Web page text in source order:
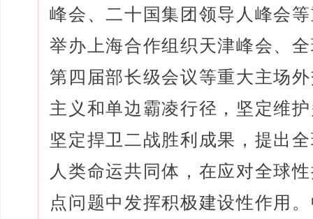
峰会、二十国集团领导人峰会
举办上海合作组织天津峰会、
第四届部长级会议等重大主场
主义和单边霸凌行径，坚定维
坚定捍卫二战胜利成果，提出
人类命运共同体，在应对全球
点问题中发挥积极建设性作用